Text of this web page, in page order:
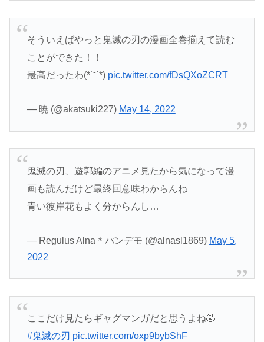
そういえばやっと鬼滅の刃の漫画全巻揃えて読む
ことができた！！
最高だったわ(*´˘`*) pic.twitter.com/fDsQXoZCRT
— 暁 (@akatsuki227) May 14, 2022
鬼滅の刃、遊郭編のアニメ見たから気になって漫
画も読んだけど最終回意味わからんね
青い彼岸花もよく分からんし…
— Regulus Alna＊パンデモ (@alnasl1869) May 5,
2022
ここだけ見たらギャグマンガだと思うよね🤣
#鬼滅の刃 pic.twitter.com/oxp9bybShF